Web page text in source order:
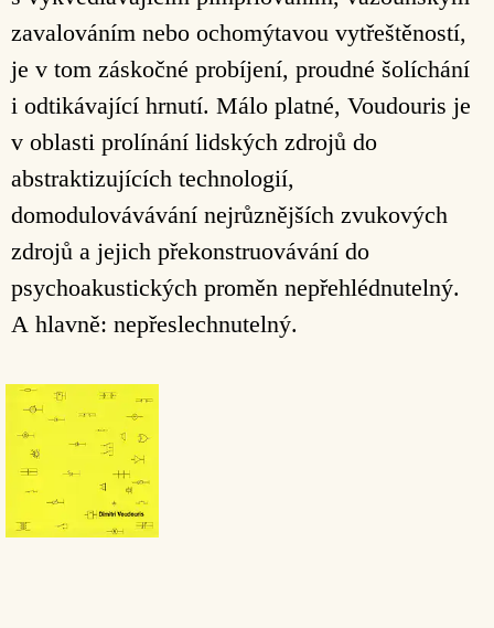
zavalováním nebo ochomýtavou vytřeštěností,
je v tom záskočné probíjení, proudné šolíchání
i odtikávající hrnutí. Málo platné, Voudouris je
v oblasti prolínání lidských zdrojů do
abstraktizujících technologií,
domodulovávávání nejrůznějších zvukových
zdrojů a jejich překonstruovávání do
psychoakustických proměn nepřehlédnutelný.
A hlavně: nepřeslechnutelný.